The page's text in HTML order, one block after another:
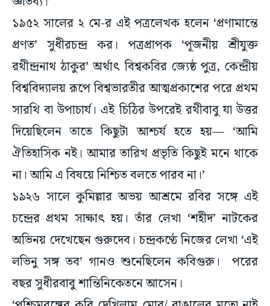
১৯৫২ সালের ২ মে-র এই পত্রলেখক হলেন ‘প্রণামান্তে
প্রণত’ সুধীরচন্দ্র কর। পত্রপ্রাপক ‘পূজনীয় শ্রীযুক্ত
রথীন্দ্রনাথ ঠাকুর’ অর্থাৎ বিশ্বকবির জ্যেষ্ঠ পুত্র, কেন্দ্রীয়
বিশ্ববিদ্যালয় রূপে বিশ্বভারতীর আত্মপ্রকাশের পরে প্রথম
সারথি বা উপাচার্য। এই চিঠির উপরেই রথীবাবু যা উত্তর
দিয়েছিলেন তাতে কিছুটা আশ্চর্য হতে হয়— ‘আমি
ঐতিহাসিক নই। আমার তারিখ প্রভৃতি কিছুই মনে থাকে
না। আমি এ বিষয়ে নিশ্চিত বলতে পারব না।’
১৯২৬ সালে কুমিল্লার অভয় আশ্রমে রবির সঙ্গে এই
চন্দ্রের প্রথম সাক্ষাৎ হয়। তাঁর লেখা ‘শহীদ’ নাটকের
অভিনয় দেখেছেন গুরুদেব। চন্দ্রকণ্ঠে নিজের লেখা ‘এই
লভিনু সঙ্গ তব’ গানও শুনেছিলেন কবিগুরু। পরের
বছর সুধীরবাবু শান্তিনিকেতনে আসেন।